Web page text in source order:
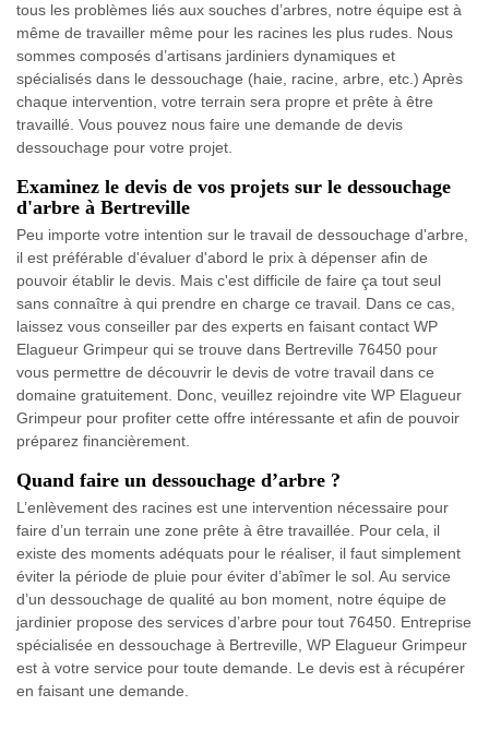
tous les problèmes liés aux souches d’arbres, notre équipe est à
même de travailler même pour les racines les plus rudes. Nous
sommes composés d’artisans jardiniers dynamiques et
spécialisés dans le dessouchage (haie, racine, arbre, etc.) Après
chaque intervention, votre terrain sera propre et prête à être
travaillé. Vous pouvez nous faire une demande de devis
dessouchage pour votre projet.
Examinez le devis de vos projets sur le dessouchage
d'arbre à Bertreville
Peu importe votre intention sur le travail de dessouchage d'arbre,
il est préférable d'évaluer d'abord le prix à dépenser afin de
pouvoir établir le devis. Mais c'est difficile de faire ça tout seul
sans connaître à qui prendre en charge ce travail. Dans ce cas,
laissez vous conseiller par des experts en faisant contact WP
Elagueur Grimpeur qui se trouve dans Bertreville 76450 pour
vous permettre de découvrir le devis de votre travail dans ce
domaine gratuitement. Donc, veuillez rejoindre vite WP Elagueur
Grimpeur pour profiter cette offre intéressante et afin de pouvoir
préparez financièrement.
Quand faire un dessouchage d’arbre ?
L’enlèvement des racines est une intervention nécessaire pour
faire d’un terrain une zone prête à être travaillée. Pour cela, il
existe des moments adéquats pour le réaliser, il faut simplement
éviter la période de pluie pour éviter d’abîmer le sol. Au service
d’un dessouchage de qualité au bon moment, notre équipe de
jardinier propose des services d’arbre pour tout 76450. Entreprise
spécialisée en dessouchage à Bertreville, WP Elagueur Grimpeur
est à votre service pour toute demande. Le devis est à récupérer
en faisant une demande.